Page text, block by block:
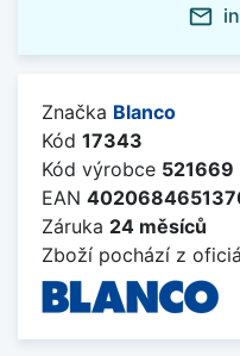
mail_outline
Značka Blanco
Kód 17343
Kód výrobce 521669
EAN
Záruka 24 měsíců
Zboží pochází z